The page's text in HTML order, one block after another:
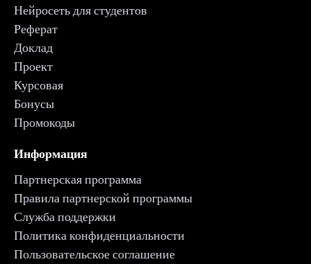
Нейросеть для студентов
Реферат
Доклад
Проект
Курсовая
Бонусы
Промокоды
Информация
Партнерская программа
Правила партнерской программы
Служба поддержки
Политика конфиденциальности
Пользовательское соглашение